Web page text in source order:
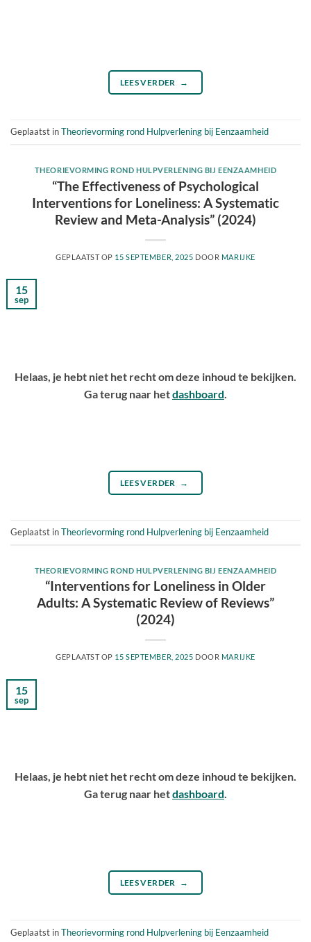
LEES VERDER →
Geplaatst inTheorievorming rond Hulpverlening bij Eenzaamheid
THEORIEVORMING ROND HULPVERLENING BIJ EENZAAMHEID
“The Effectiveness of Psychological
Interventions for Loneliness: A Systematic
Review and Meta-Analysis” (2024)
GEPLAATST OP 15 SEPTEMBER, 2025 DOOR MARIJKE
15
sep
Helaas, je hebt niet het recht om deze inhoud te bekijken.
Ga terug naar hetdashboard
LEES VERDER →
Geplaatst inTheorievorming rond Hulpverlening bij Eenzaamheid
THEORIEVORMING ROND HULPVERLENING BIJ EENZAAMHEID
“Interventions for Loneliness in Older
Adults: A Systematic Review of Reviews”
(2024)
GEPLAATST OP 15 SEPTEMBER, 2025 DOOR MARIJKE
15
sep
Helaas, je hebt niet het recht om deze inhoud te bekijken.
Ga terug naar hetdashboard.
LEES VERDER →
Geplaatst inTheorievorming rond Hulpverlening bij Eenzaamheid